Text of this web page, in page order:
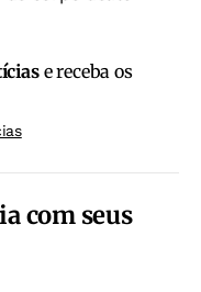
e receba os
com seus